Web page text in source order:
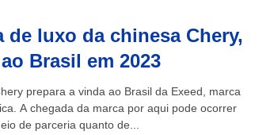
de luxo da chinesa Chery,
Brasil em 2023
prepara a vinda ao Brasil da Exeed, marca
A chegada da marca por aqui pode ocorrer
de parceria quanto de...